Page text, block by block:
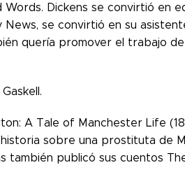
Words. Dickens se convirtió en
News, se convirtió en su
quería promover el trabajo
A Tale of Manchester Life
sobre una prostituta de
también publicó sus cuentos